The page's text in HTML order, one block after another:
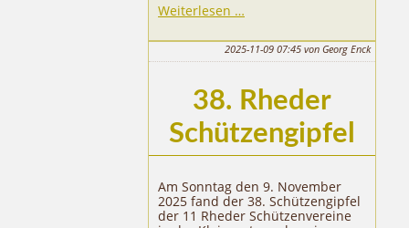
Weiterlesen …
Schützengipfel
2025-11-09 07:45 von Georg Enck
38. Rheder
Schützengipfel
Am Sonntag den 9. November
2025 fand der 38. Schützengipfel
der 11 Rheder Schützenvereine